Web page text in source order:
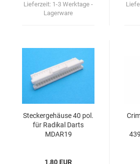
Lieferzeit: 1-3 Werktage -
Lagerware
Ste­cker­ge­häu­se 40 pol.
für Ra­di­kal Darts
MDAR19
1,80 EUR